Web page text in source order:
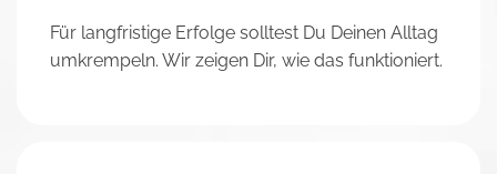
Für langfristige Erfolge solltest Du Deinen Alltag
umkrempeln. Wir zeigen Dir, wie das funktioniert.